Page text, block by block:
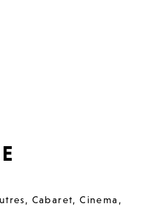
, Cabaret,Cinema ,